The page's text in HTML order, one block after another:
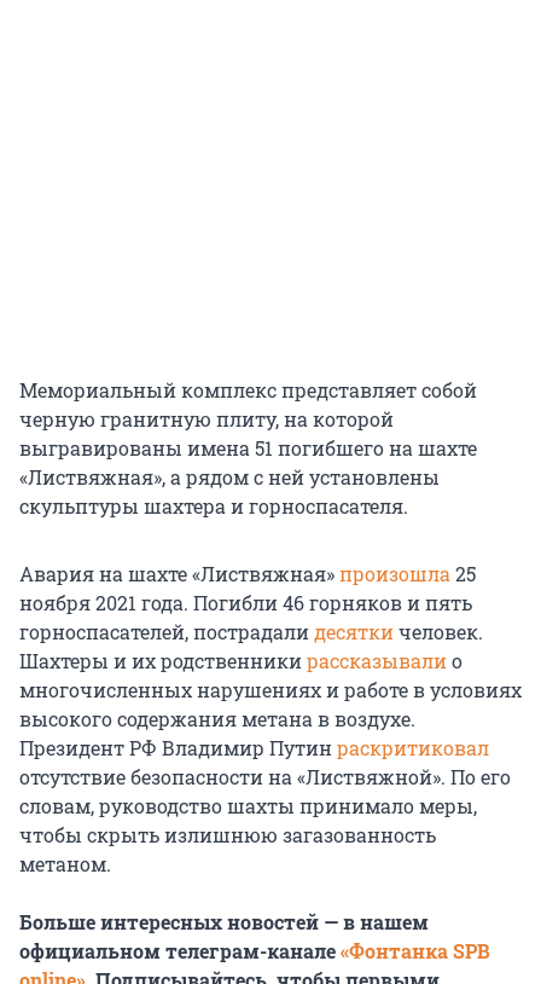
Мемориальный комплекс представляет собой
черную гранитную плиту, на которой
выгравированы имена 51 погибшего на шахте
«Листвяжная», а рядом с ней установлены
скульптуры шахтера и горноспасателя.
Авария на шахте «Листвяжная»произошла 25
ноября 2021 года. Погибли 46 горняков и пять
горноспасателей, пострадалидесяткичеловек.
Шахтеры и их родственникирассказывалио
многочисленных нарушениях и работе в условиях
высокого содержания метана в воздухе.
Президент РФ Владимир Путинраскритиковал
отсутствие безопасности на «Листвяжной». По его
словам, руководство шахты принимало меры,
чтобы скрыть излишнюю загазованность
метаном.
Больше интересных новостей — в нашем
официальном телеграм-канале«Фонтанка SPB